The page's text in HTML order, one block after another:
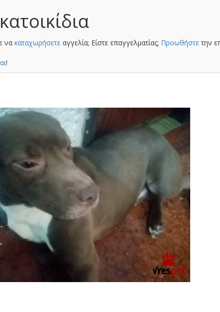
να καταχωρήσετε αγγελία; Είστε επαγγελματίας; Προωθήστε την
!